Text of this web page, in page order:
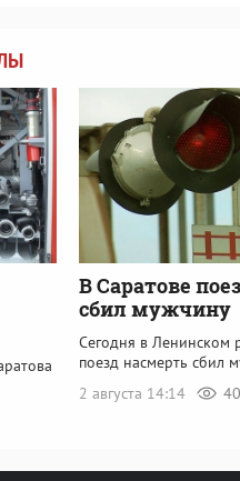
В Саратове
сбил мужчину
Сегодня в Ленинском
поезд насмерть сбил
2 августа 14:14